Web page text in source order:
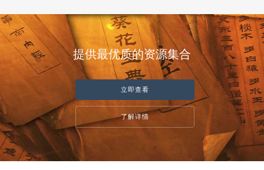
提供最优质的资源集合
立即查看
了解详情